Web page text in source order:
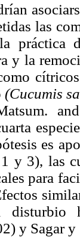
las
práctica
y la
(Cucumis
es
y 3), las
para
disturbio
y Sagar